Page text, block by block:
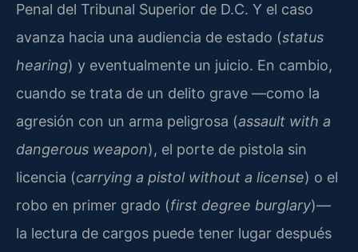
Penal del Tribunal Superior de D.C. Y el caso
avanza hacia una audiencia de estado (status
hearing) y eventualmente un juicio. En cambio,
cuando se trata de un delito grave —como la
agresión con un arma peligrosa (assault with a
dangerous weapon), el porte de pistola sin
licencia (carrying a pistol without a license) o el
robo en primer grado (first degree burglary)—
la lectura de cargos puede tener lugar después